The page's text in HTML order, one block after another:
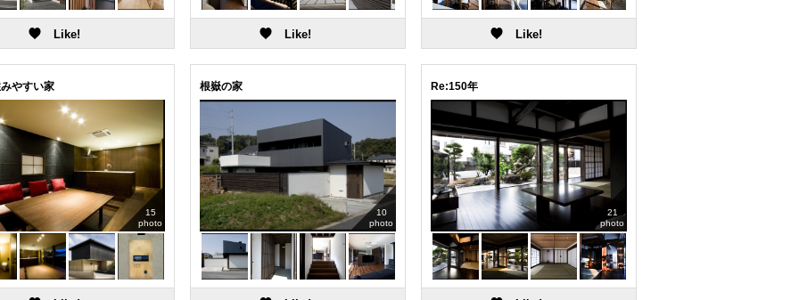
やすい家
15
photo
根嶽の家
10
photo
Re:150年
21
photo